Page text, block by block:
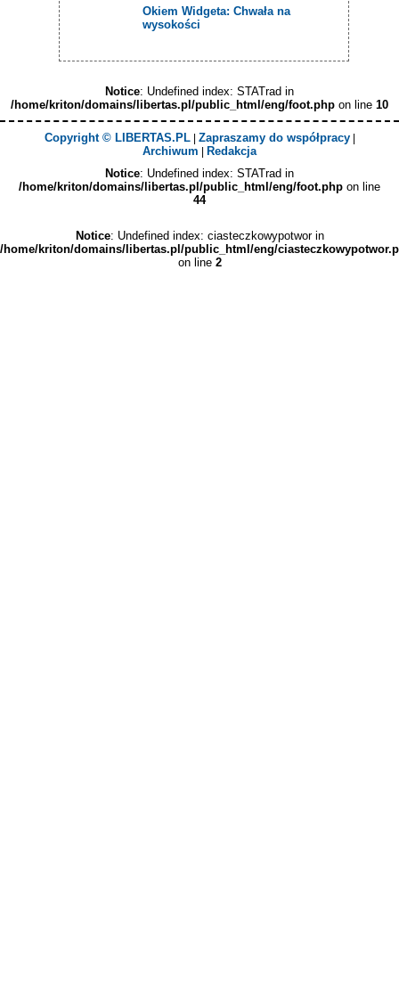
Okiem Widgeta: Chwała na
wysokości
Notice: Undefined index: STATrad in
/home/kriton/domains/libertas.pl/public_html/eng/foot.php on line 10
Copyright © LIBERTAS.PL| Zapraszamy do współpracy|
Archiwum
Redakcja
Notice: Undefined index: STATrad in
/home/kriton/domains/libertas.pl/public_html/eng/foot.php on line
44
Notice: Undefined index: ciasteczkowypotwor in
/home/kriton/domains/libertas.pl/public_html/eng/
on line 2